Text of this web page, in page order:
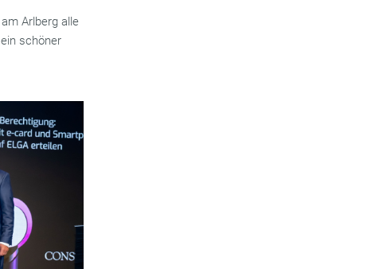
Arlberg alle
schöner